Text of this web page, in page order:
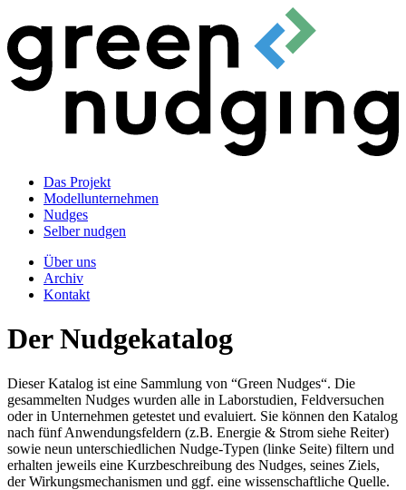
Das Projekt
Modellunternehmen
Nudges
Selber nudgen
Über uns
Archiv
Kontakt
Der Nudgekatalog
Dieser Katalog ist eine Sammlung von “Green Nudges“. Die
gesammelten Nudges wurden alle in Laborstudien, Feldversuchen
oder in Unternehmen getestet und evaluiert. Sie können den Katalog
nach fünf Anwendungsfeldern (z.B. Energie & Strom siehe Reiter)
sowie neun unterschiedlichen Nudge-Typen (linke Seite) filtern und
erhalten jeweils eine Kurzbeschreibung des Nudges, seines Ziels,
der Wirkungsmechanismen und ggf. eine wissenschaftliche Quelle.